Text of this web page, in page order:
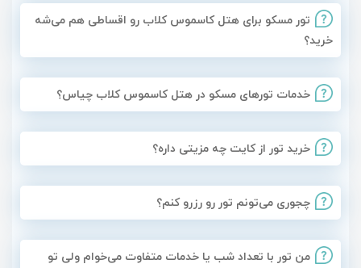
تور مسکو برای هتل کاسموس کلاب رو اقساطی هم می‌شه
خرید؟
من تور با تعداد شب یا خدمات متفاوت می‌خوام ولی تو